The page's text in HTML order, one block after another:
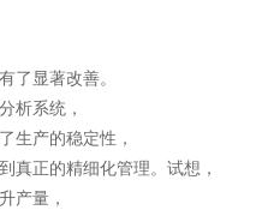
了显著改善。
析系统，
生产的稳定性，
真正的精细化管理。试想，
产量，